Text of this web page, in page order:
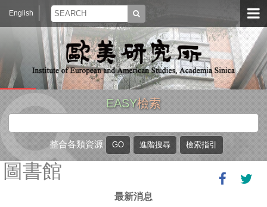
English
EASY檢索
整合各類資源
圖書館
最新消息